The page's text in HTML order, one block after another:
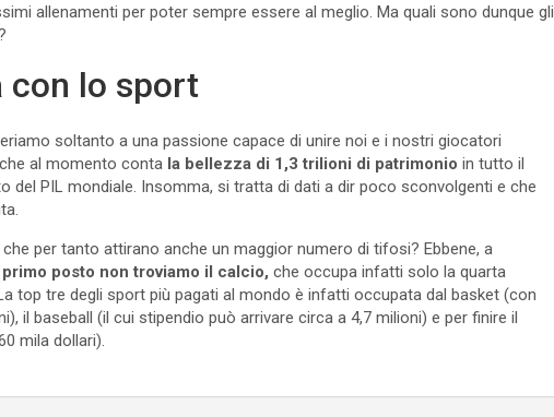
allenamenti per poter sempre essere al meglio. Ma quali sono dunque gli
con lo sport
soltanto a una passione capace di unire noi e i nostri giocatori
al momento conta la bellezza di 1,3 trilioni di patrimonio in tutto il
del PIL mondiale. Insomma, si tratta di dati a dir poco sconvolgenti e che
per tanto attirano anche un maggior numero di tifosi? Ebbene, a
posto non troviamo il calcio, che occupa infatti solo la quarta
top tre degli sport più pagati al mondo è infatti occupata dal basket (con
il baseball (il cui stipendio può arrivare circa a 4,7 milioni) e per finire il
mila dollari).